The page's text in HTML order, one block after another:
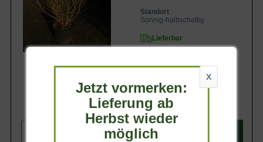
Standort
Sonnig-halbschattig
Lieferbar
In den
X
Jetzt vormerken:
Lieferung ab
Herbst wieder
möglich